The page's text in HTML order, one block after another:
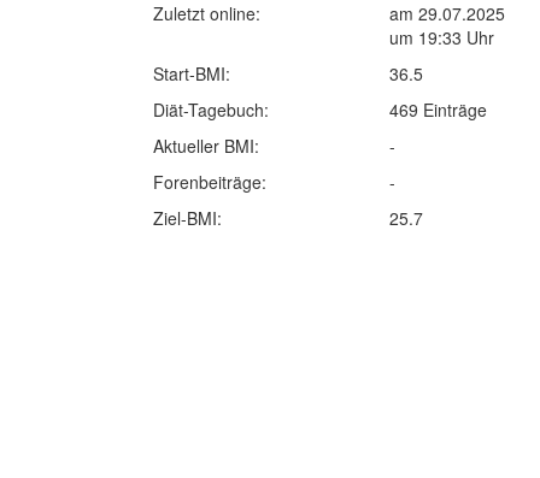
Zuletzt online:
am 29.07.2025
um 19:33 Uhr
Start-BMI:
36.5
Diät-Tagebuch:
469 Einträge
Aktueller BMI:
-
Forenbeiträge:
-
Ziel-BMI:
25.7